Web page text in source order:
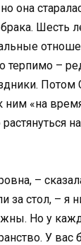
она
Шесть
терпимо –
Потом
ним «на
растянуться
–
за стол, – я
Но у
У вас